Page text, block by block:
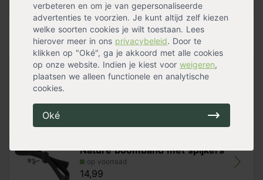
verbeteren en om je van gepersonaliseerde
advertenties te voorzien. Je kunt altijd zelf kiezen
welke soorten cookies je wilt toestaan. Lees
hierover meer in ons privacybeleid. Door te
klikken op "Oké", ga je akkoord met alle cookies
op onze website. Indien je kiest voor weigeren,
plaatsen we alleen functionele en analytische
cookies.
Oké
Oorsprong: Hongarije
Let op: bij het kiezen van een boom is de stamomtrek
leidend. De bij de stamomtrek genoemde hoogte is
slechts een indicatie. Dus aan de hoogte indicatie
kunnen geen rechten worden ontleend.
Herfstverkleuring Geel
Meer specificaties »
Handig voor erbij
Boomband met gesp
Nature boomband met spijkers
op voorraad
14,99